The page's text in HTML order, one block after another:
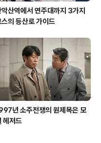
산역에서 연주대까지 3가지
의 등산로 가이드
년 소주전쟁의 원제목은 모
헤저드